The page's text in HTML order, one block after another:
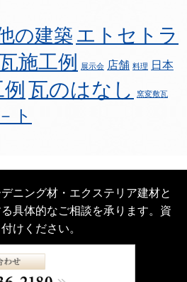
の建築 エトセトラ
施工例 展示会 店舗 料理 日本
瓦のはなし 窯変敷瓦
ト
ニング材・エクステリア建材と
具体的なご相談を承ります。資
けください。